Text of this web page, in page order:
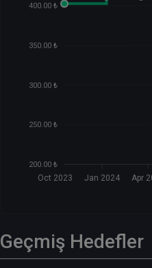
400.00 ₺
350.00 ₺
300.00 ₺
250.00 ₺
200.00 ₺
Oct 2023 Jan 2024 Apr
Geçmiş Hedefler